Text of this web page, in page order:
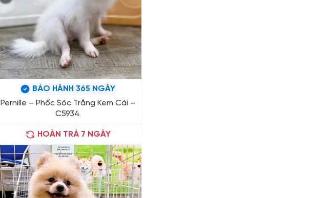
BẢO HÀNH 365 NGÀY
Pernille – Phốc Sóc Trắng Kem Cái –
C5934
HOÀN TRẢ 7 NGÀY